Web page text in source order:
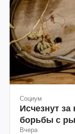
Социум
Исчезнут
борьбы с
Вчера